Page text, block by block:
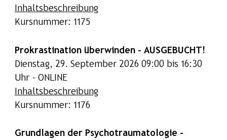
Inhaltsbeschreibung
Kursnummer: 1175
Prokrastination überwinden - AUSGEBUCHT!
Dienstag, 29. September 2026 09:00 bis 16:30
Uhr - ONLINE
Inhaltsbeschreibung
Kursnummer: 1176
Grundlagen der Psychotraumatologie -